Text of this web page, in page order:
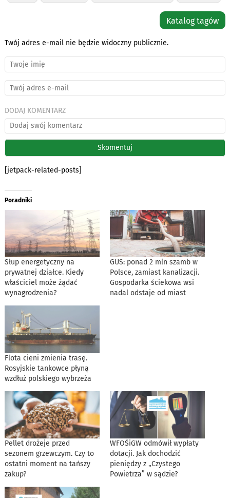
Katalog tagów
Twój adres e-mail nie będzie widoczny publicznie.
DODAJ KOMENTARZ
[jetpack-related-posts]
Poradniki
Słup energetyczny na
prywatnej działce. Kiedy
właściciel może żądać
wynagrodzenia?
GUS: ponad 2 mln szamb w
Polsce, zamiast kanalizacji.
Gospodarka ściekowa wsi
nadal odstaje od miast
Flota cieni zmienia trasę.
Rosyjskie tankowce płyną
wzdłuż polskiego wybrzeża
Pellet drożeje przed
sezonem grzewczym. Czy to
ostatni moment na tańszy
zakup?
WFOŚiGW odmówił wypłaty
dotacji. Jak dochodzić
pieniędzy z „Czystego
Powietrza” w sądzie?